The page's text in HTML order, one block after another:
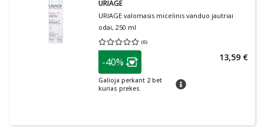
URIAGE
URIAGE valomasis micelinis vanduo jautriai
odai, 250 ml
(0)
Vidutinis įvertinimas 0.00
patarimas
Lojalumo klubo narių nuolaida
-40%
Galioja perkant 2 bet
kurias prekes.
patarimas
13,59 €